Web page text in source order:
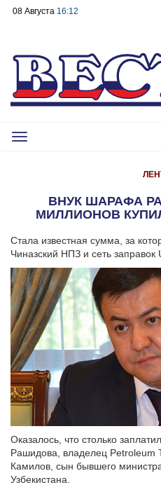
08 Августа 16:12
Toggle
ВНУК ШАРАФА
МИЛЛИОНОВ
Стала известная сумма, за
Чиназский НПЗ и сеть заправок
Оказалось, что столько
Рашидова, владелец Petroleum
Камилов, сын бывшего
Узбекистана.